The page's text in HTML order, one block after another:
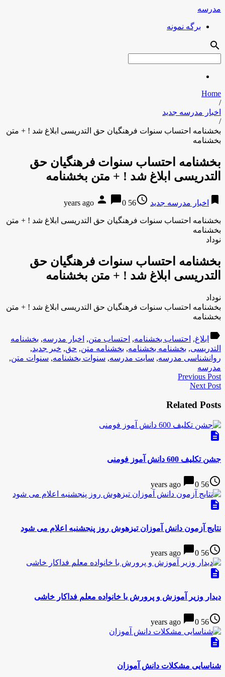
مدرسه
برگه نمونه
search
Home
/
اخبار مدرسه جدید
/
بخشنامه احتساب سنوات فرهنگیان حق التدریسی ابلاغ شد ! + متن
بخشنامه
بخشنامه احتساب سنوات فرهنگیان حق
التدریسی ابلاغ شد ! + متن بخشنامه
bookmark اخبار مدرسه جدید access_time
56 years ago
person chat_bubble0
بخشنامه احتساب سنوات فرهنگیان حق التدریسی ابلاغ شد ! + متن
بخشنامه
نوداد
بخشنامه احتساب سنوات فرهنگیان حق
التدریسی ابلاغ شد ! + متن بخشنامه
نوداد
بخشنامه احتساب سنوات فرهنگیان حق التدریسی ابلاغ شد ! + متن
بخشنامه
label ابلاغ, احتساب بخشنامه, احتساب متن, اخبار مدرسه, بخشنامه
التدریسی, بخشنامه بخشنامه, بخشنامه متن, حق, خبر جدید,
روانشناسی مدرسه, سایت مدرسه, سنوات بخشنامه, سنوات متن,
مدرسه
Previous Post
Next Post
Related Posts
description
جشن تکلیف 600 دانش آموز فومنی
access_time
56 years ago
chat_bubble0
description
نتایج آزمون دانش آموزان تیزهوش روز پنجشنبه اعلام می شود
access_time
56 years ago
chat_bubble0
description
دیدار وزیر آموزش و پرورش با خانواده معلم فداکار خاشی
access_time
56 years ago
chat_bubble0
description
شناسایی مشکلات دانش آموزان